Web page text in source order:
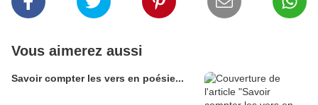
Vous aimerez aussi
Savoir compter les vers en poésie...